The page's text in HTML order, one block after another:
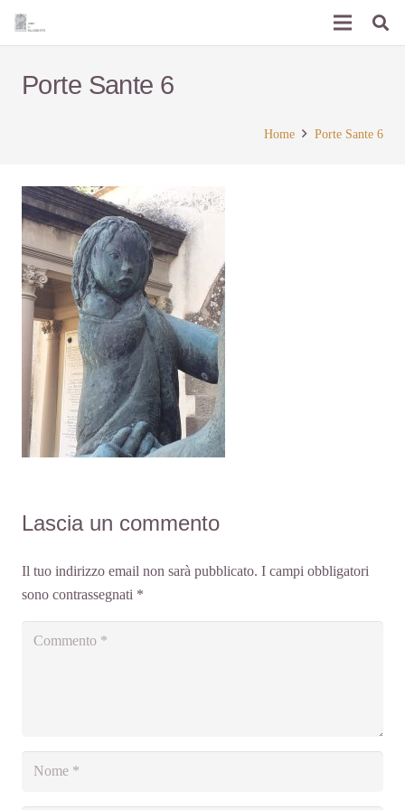
Porte Sante 6
Home Porte Sante 6
Lascia un commento
Il tuo indirizzo email non sarà pubblicato. I campi obbligatori
sono contrassegnati *